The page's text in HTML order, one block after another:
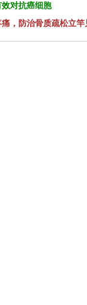
对抗癌细胞
，防治骨质疏松立竿